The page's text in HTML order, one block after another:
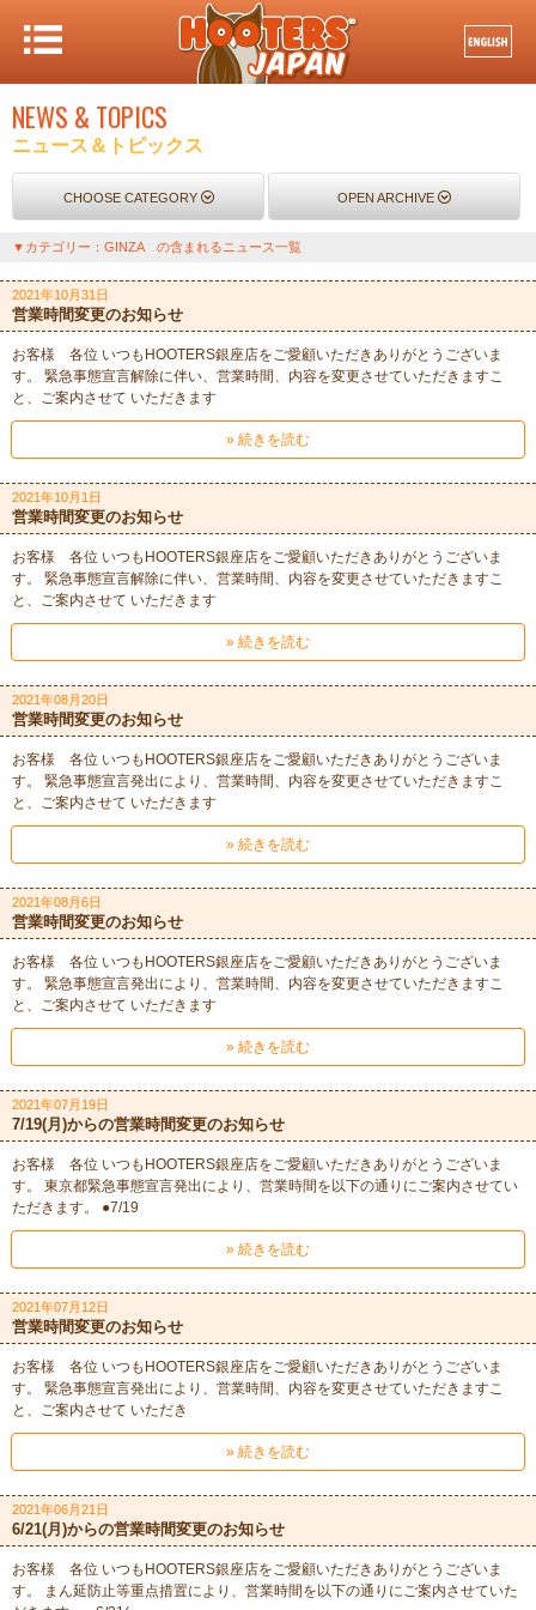
NEWS & TOPICS
ニュース＆トピックス
CHOOSE CATEGORY OPEN ARCHIVE
▼カテゴリー：GINZA の含まれるニュース一覧
2021年10月31日
営業時間変更のお知らせ
お客様 各位 いつもHOOTERS銀座店をご愛顧いただきありがとうございま
す。 緊急事態宣言解除に伴い、営業時間、内容を変更させていただきますこ
と、ご案内させて いただきます
» 続きを読む
2021年10月1日
営業時間変更のお知らせ
お客様 各位 いつもHOOTERS銀座店をご愛顧いただきありがとうございま
す。 緊急事態宣言解除に伴い、営業時間、内容を変更させていただきますこ
と、ご案内させて いただきます
» 続きを読む
2021年08月20日
営業時間変更のお知らせ
お客様 各位 いつもHOOTERS銀座店をご愛顧いただきありがとうございま
す。 緊急事態宣言発出により、営業時間、内容を変更させていただきますこ
と、ご案内させて いただきます
» 続きを読む
2021年08月6日
営業時間変更のお知らせ
お客様 各位 いつもHOOTERS銀座店をご愛顧いただきありがとうございま
す。 緊急事態宣言発出により、営業時間、内容を変更させていただきますこ
と、ご案内させて いただきます
» 続きを読む
2021年07月19日
7/19(月)からの営業時間変更のお知らせ
お客様 各位 いつもHOOTERS銀座店をご愛顧いただきありがとうございま
す。 東京都緊急事態宣言発出により、営業時間を以下の通りにご案内させてい
ただきます。 ●7/19
» 続きを読む
2021年07月12日
営業時間変更のお知らせ
お客様 各位 いつもHOOTERS銀座店をご愛顧いただきありがとうございま
す。 緊急事態宣言発出により、営業時間、内容を変更させていただきますこ
と、ご案内させて いただき
» 続きを読む
2021年06月21日
6/21(月)からの営業時間変更のお知らせ
お客様 各位 いつもHOOTERS銀座店をご愛顧いただきありがとうございま
す。 まん延防止等重点措置により、営業時間を以下の通りにご案内させていた